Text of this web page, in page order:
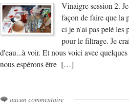
Vinaigre session 2.
façon de faire que la
ci je n'ai pas pelé les
pour le filtrage. Je
d'eau...à voir. Et nous voici avec
nous espérons être […]
aucun commentaire